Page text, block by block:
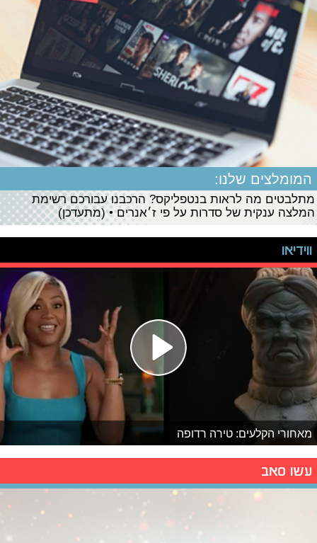
המומלצים שלנו:
מתלבטים מה לראות בנטפליקס? הרכבנו עבורכם רשימת
המלצה ענקית של סדרות על פי ז׳אנרים • (מתעדכן)
ווידיאו
מאחורי הקלעים: טירה רדופה
עשו סאב